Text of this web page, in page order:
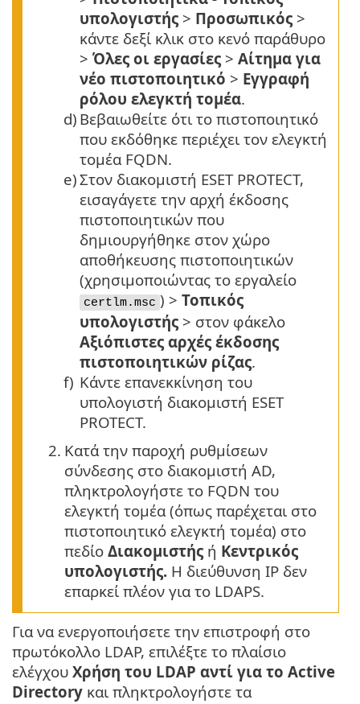
υπολογιστής > Προσωπικός >
κάντε δεξί κλικ στο κενό παράθυρο
> Όλες οι εργασίες > Αίτημα για
νέο πιστοποιητικό > Εγγραφή
ρόλου ελεγκτή τομέα.
d) Βεβαιωθείτε ότι το πιστοποιητικό
που εκδόθηκε περιέχει τον ελεγκτή
τομέα FQDN.
e)Στον διακομιστή ESET PROTECT,
εισαγάγετε την αρχή έκδοσης
πιστοποιητικών που
δημιουργήθηκε στον χώρο
αποθήκευσης πιστοποιητικών
(χρησιμοποιώντας το εργαλείο
certlm.msc ) > Τοπικός
υπολογιστής > στον φάκελο
Αξιόπιστες αρχές έκδοσης
πιστοποιητικών ρίζας.
f) Κάντε επανεκκίνηση του
υπολογιστή διακομιστή ESET
PROTECT.
2. Κατά την παροχή ρυθμίσεων
σύνδεσης στο διακομιστή AD,
πληκτρολογήστε το FQDN του
ελεγκτή τομέα (όπως παρέχεται στο
πιστοποιητικό ελεγκτή τομέα) στο
πεδίο Διακομιστής ή Κεντρικός
υπολογιστής. Η διεύθυνση IP δεν
επαρκεί πλέον για το LDAPS.
Για να ενεργοποιήσετε την επιστροφή στο
πρωτόκολλο LDAP, επιλέξτε το πλαίσιο
ελέγχου Χρήση του LDAP αντί για το Active
Directory και πληκτρολογήστε τα